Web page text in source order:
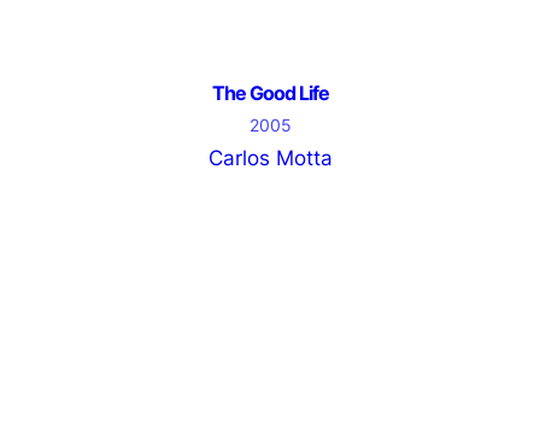
The Good Life
2005
Carlos Motta